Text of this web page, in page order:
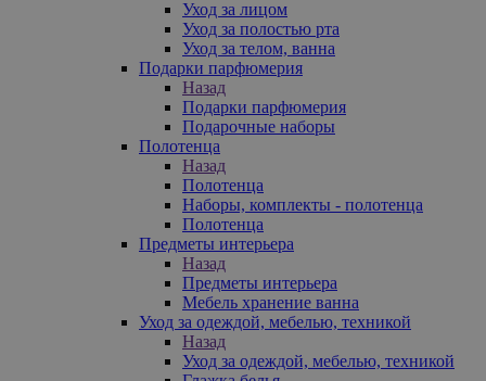
Уход за лицом
Уход за полостью рта
Уход за телом, ванна
Подарки парфюмерия
Назад
Подарки парфюмерия
Подарочные наборы
Полотенца
Назад
Полотенца
Наборы, комплекты - полотенца
Полотенца
Предметы интерьера
Назад
Предметы интерьера
Мебель хранение ванна
Уход за одеждой, мебелью, техникой
Назад
Уход за одеждой, мебелью, техникой